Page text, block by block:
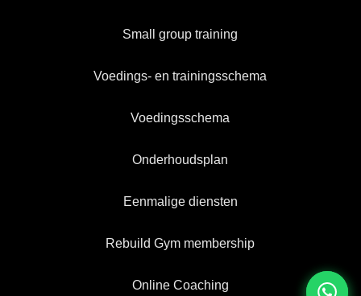
Small group training
Voedings- en trainingsschema
Voedingsschema
Onderhoudsplan
Eenmalige diensten
Rebuild Gym membership
Online Coaching